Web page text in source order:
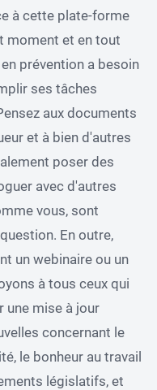
à cette plate-forme
moment et en tout
prévention a besoin
ses tâches
aux documents
et à bien d'autres
poser des
avec d'autres
vous, sont
En outre,
un webinaire ou un
à tous ceux qui
une mise à jour
concernant le
le bonheur au travail
législatifs, et